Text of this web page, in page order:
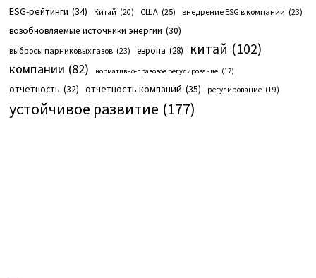
ESG-рейтинги (34) Китай (20) США (25) внедрение ESG в компании (23)
возобновляемые источники энергии (30)
выбросы парниковых газов (23) европа (28) китай (102)
компании (82) нормативно-правовое регулирование (17)
отчетность (32) отчетность компаний (35) регулирование (19)
устойчивое развитие (177)